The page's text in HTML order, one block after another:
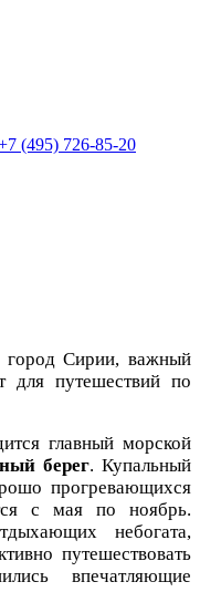
(495) 726-85-20
город Сирии, важный
для путешествий по
главный морской
берег. Купальный
прогревающихся
с мая по ноябрь.
небогата,
путешествовать
впечатляющие